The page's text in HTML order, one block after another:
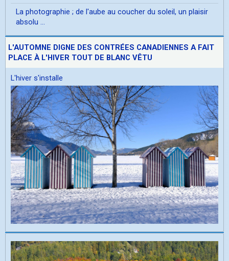
La photographie ; de l'aube au coucher du soleil, un plaisir
absolu ...
L'AUTOMNE DIGNE DES CONTRÉES CANADIENNES A FAIT
PLACE À L'HIVER TOUT DE BLANC VÊTU
L'hiver s'installe